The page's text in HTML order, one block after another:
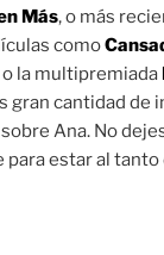
Más, o más
como
o la multipremiada
gran cantidad de
Ana. No
estar al tanto